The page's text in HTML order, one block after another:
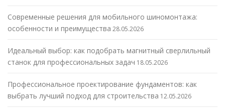
Современные решения для мобильного шиномонтажа:
особенности и преимущества 28.05.2026
Идеальный выбор: как подобрать магнитный сверлильный
станок для профессиональных задач 18.05.2026
Профессиональное проектирование фундаментов: как
выбрать лучший подход для строительства 12.05.2026